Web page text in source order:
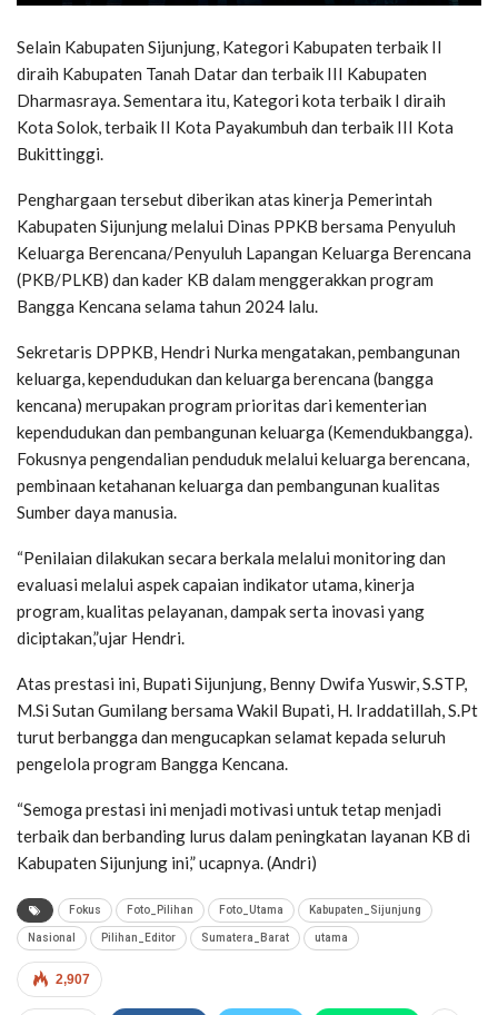
Selain Kabupaten Sijunjung, Kategori Kabupaten terbaik II
diraih Kabupaten Tanah Datar dan terbaik III Kabupaten
Dharmasraya. Sementara itu, Kategori kota terbaik I diraih
Kota Solok, terbaik II Kota Payakumbuh dan terbaik III Kota
Bukittinggi.
Penghargaan tersebut diberikan atas kinerja Pemerintah
Kabupaten Sijunjung melalui Dinas PPKB bersama Penyuluh
Keluarga Berencana/Penyuluh Lapangan Keluarga Berencana
(PKB/PLKB) dan kader KB dalam menggerakkan program
Bangga Kencana selama tahun 2024 lalu.
Sekretaris DPPKB, Hendri Nurka mengatakan, pembangunan
keluarga, kependudukan dan keluarga berencana (bangga
kencana) merupakan program prioritas dari kementerian
kependudukan dan pembangunan keluarga (Kemendukbangga).
Fokusnya pengendalian penduduk melalui keluarga berencana,
pembinaan ketahanan keluarga dan pembangunan kualitas
Sumber daya manusia.
“Penilaian dilakukan secara berkala melalui monitoring dan
evaluasi melalui aspek capaian indikator utama, kinerja
program, kualitas pelayanan, dampak serta inovasi yang
diciptakan,”ujar Hendri.
Atas prestasi ini, Bupati Sijunjung, Benny Dwifa Yuswir, S.STP,
M.Si Sutan Gumilang bersama Wakil Bupati, H. Iraddatillah, S.Pt
turut berbangga dan mengucapkan selamat kepada seluruh
pengelola program Bangga Kencana.
“Semoga prestasi ini menjadi motivasi untuk tetap menjadi
terbaik dan berbanding lurus dalam peningkatan layanan KB di
Kabupaten Sijunjung ini,” ucapnya. (Andri)
Fokus Foto_Pilihan Foto_Utama Kabupaten_Sijunjung
Nasional Pilihan_Editor Sumatera_Barat utama
2,907